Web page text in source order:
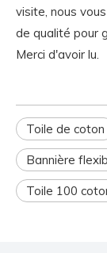
visite, nous
de qualité pour
Merci d'avoir lu.
Toile de coton
Bannière
Toile 100